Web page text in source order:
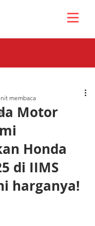
Motor
Honda
di IIMS
harganya!
membaca